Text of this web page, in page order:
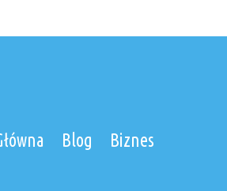
Blog Biznes